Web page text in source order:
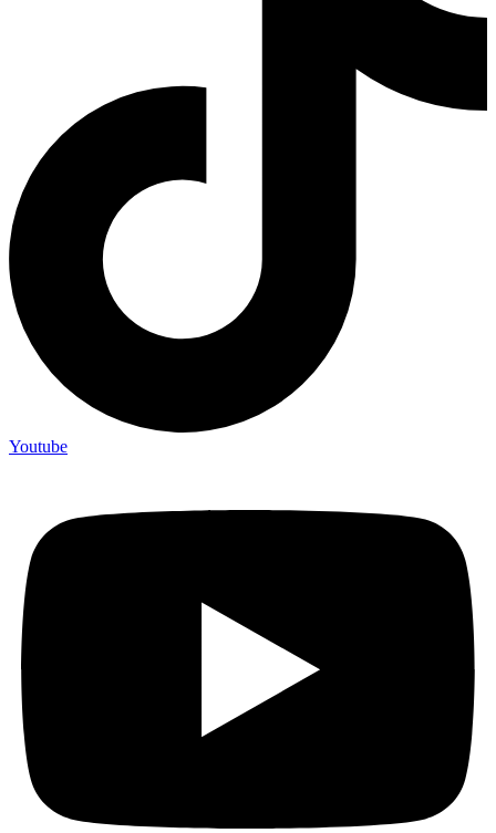
Youtube